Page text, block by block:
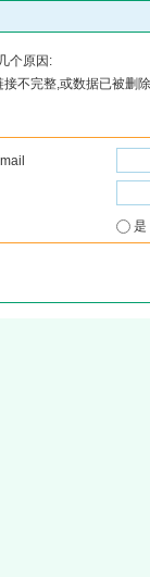
个原因:
不完整,或数据已被删